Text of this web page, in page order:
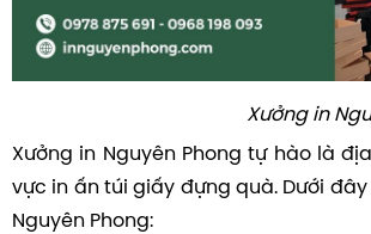
Xưởng in
Xưởng in Nguyên Phong tự hào là
vực in ấn túi giấy đựng quà. Dưới
Nguyên Phong: